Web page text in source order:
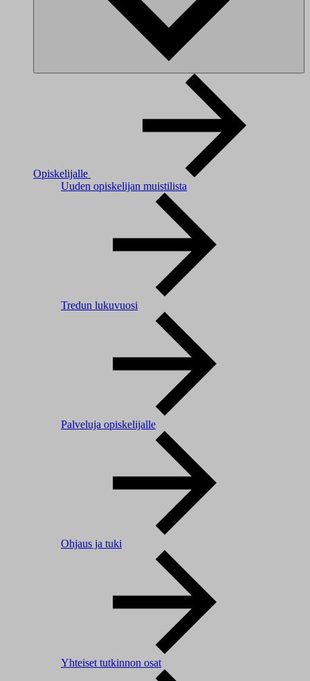
Opiskelijalle
Uuden opiskelijan muistilista
Tredun lukuvuosi
Palveluja opiskelijalle
Ohjaus ja tuki
Yhteiset tutkinnon osat